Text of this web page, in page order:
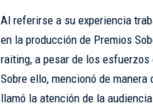
Al referirse a su experiencia
en la producción de Premios
raiting, a pesar de los
Sobre ello, mencionó de
llamó la atención de la